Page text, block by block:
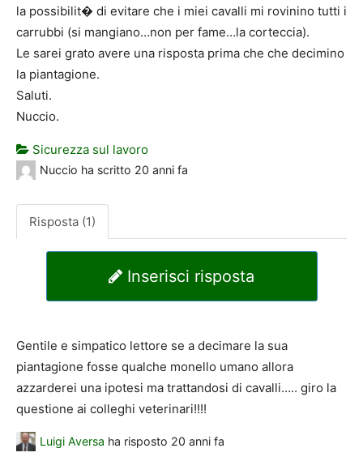
la possibilit� di evitare che i miei cavalli mi rovinino tutti i
carrubbi (si mangiano…non per fame…la corteccia).
Le sarei grato avere una risposta prima che che decimino
la piantagione.
Saluti.
Nuccio.
Sicurezza sul lavoro
Nuccio ha scritto 20 anni fa
Risposta (1)
Inserisci risposta
Gentile e simpatico lettore se a decimare la sua
piantagione fosse qualche monello umano allora
azzarderei una ipotesi ma trattandosi di cavalli….. giro la
questione ai colleghi veterinari!!!!
Luigi Aversa ha risposto 20 anni fa